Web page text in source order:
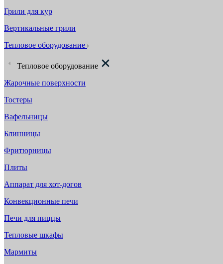
Грили для кур
Вертикальные грили
Тепловое оборудование
Тепловое оборудование
Жарочные поверхности
Тостеры
Вафельницы
Блинницы
Фритюрницы
Плиты
Аппарат для хот-догов
Конвекционные печи
Печи для пиццы
Тепловые шкафы
Мармиты